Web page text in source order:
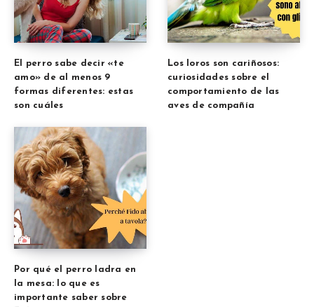
El perro sabe decir «te
amo» de al menos 9
formas diferentes: estas
son cuáles
Los loros son cariñosos:
curiosidades sobre el
comportamiento de las
aves de compañía
Por qué el perro ladra en
la mesa: lo que es
importante saber sobre